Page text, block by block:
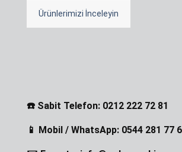
Ürünlerimizi İnceleyin
☎️ Sabit Telefon: 0212 222 72 81
📱 Mobil / WhatsApp: 0544 281 77